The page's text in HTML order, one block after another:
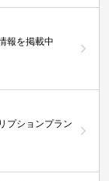
報を掲載中
プションプラン